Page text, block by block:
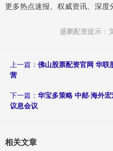
更多热点速报、权威资讯、深度
盛鹏配资提示：
上一篇： 佛山股票配资官网 华联
营
下一篇： 华宝多策略 中邮·海外
议息会议
相关文章